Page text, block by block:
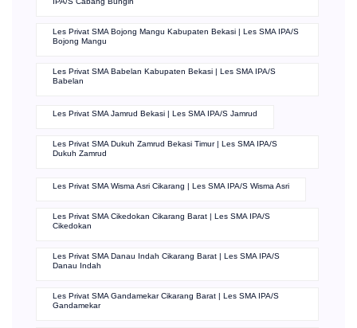
Les Privat SMA Bojong Mangu Kabupaten Bekasi | Les SMA IPA/S
Bojong Mangu
Les Privat SMA Babelan Kabupaten Bekasi | Les SMA IPA/S
Babelan
Les Privat SMA Jamrud Bekasi | Les SMA IPA/S Jamrud
Les Privat SMA Dukuh Zamrud Bekasi Timur | Les SMA IPA/S
Dukuh Zamrud
Les Privat SMA Wisma Asri Cikarang | Les SMA IPA/S Wisma Asri
Les Privat SMA Cikedokan Cikarang Barat | Les SMA IPA/S
Cikedokan
Les Privat SMA Danau Indah Cikarang Barat | Les SMA IPA/S
Danau Indah
Les Privat SMA Gandamekar Cikarang Barat | Les SMA IPA/S
Gandamekar